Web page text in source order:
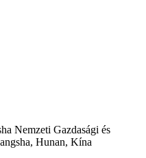
Nemzeti Gazdasági és
Hunan, Kína